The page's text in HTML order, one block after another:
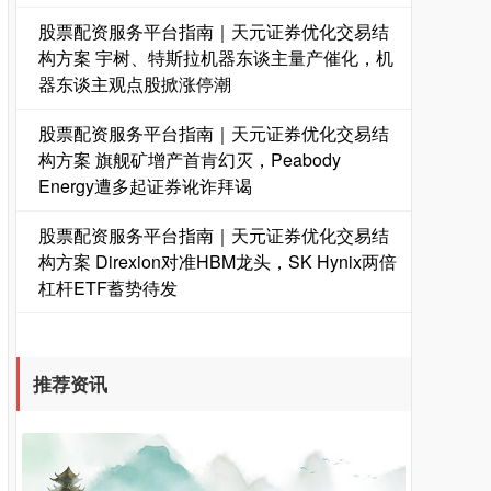
国债指数 229.60 +0.01 0.00%
期指IC0 7738.20 +24.80 +0.32%
股票配资服务平台指南｜天元证券优化交易结
构方案 宇树、特斯拉机器东谈主量产催化，机
器东谈主观点股掀涨停潮
股票配资服务平台指南｜天元证券优化交易结
构方案 旗舰矿增产首肯幻灭，Peabody
Energy遭多起证券讹诈拜谒
股票配资服务平台指南｜天元证券优化交易结
构方案 Direxion对准HBM龙头，SK Hynix两倍
杠杆ETF蓄势待发
推荐资讯